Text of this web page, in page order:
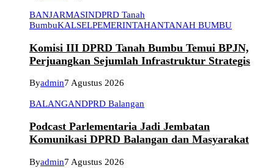
BANJARMASINDPRD Tanah
BumbuKALSELPEMERINTAHANTANAH BUMBU
Komisi III DPRD Tanah Bumbu Temui BPJN,
Perjuangkan Sejumlah Infrastruktur Strategis
Byadmin7 Agustus 2026
BALANGANDPRD Balangan
Podcast Parlementaria Jadi Jembatan
Komunikasi DPRD Balangan dan Masyarakat
Byadmin7 Agustus 2026